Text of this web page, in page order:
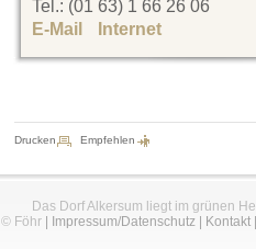
Tel.: (01 63) 1 66 26 06
E-Mail
Internet
Drucken Empfehlen
Das Dorf Alkersum liegt im grünen
© Föhr| Impressum/Datenschutz| Kontakt